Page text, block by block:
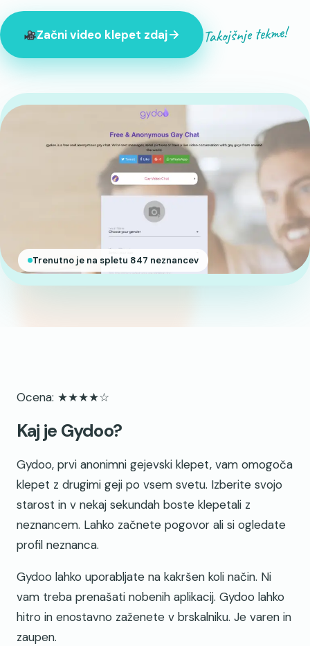
Začni video klepet zdaj Takojšnje tekme!
Trenutno je na spletu 847 neznancev
Ocena: ★★★★☆
Kaj je Gydoo?
Gydoo, prvi anonimni gejevski klepet, vam omogoča
klepet z drugimi geji po vsem svetu. Izberite svojo
starost in v nekaj sekundah boste klepetali z
neznancem. Lahko začnete pogovor ali si ogledate
profil neznanca.
Gydoo lahko uporabljate na kakršen koli način. Ni
vam treba prenašati nobenih aplikacij. Gydoo lahko
hitro in enostavno zaženete v brskalniku. Je varen in
zaupen.